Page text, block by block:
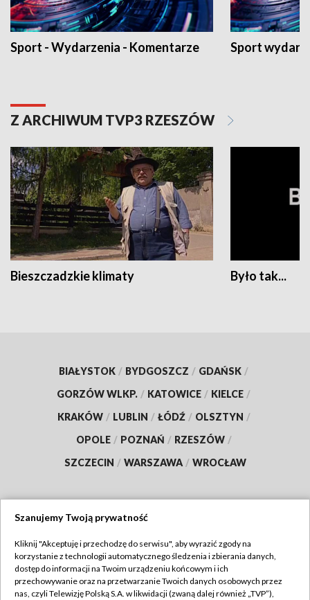
Sport - Wydarzenia - Komentarze Sport
Z ARCHIWUM TVP3 RZESZÓW
Bieszczadzkie klimaty Było tak...
BIAŁYSTOK / BYDGOSZCZ / GDAŃSK /
GORZÓW WLKP. / KATOWICE / KIELCE /
KRAKÓW / LUBLIN / ŁÓDŹ / OLSZTYN /
OPOLE / POZNAŃ / RZESZÓW /
SZCZECIN / WARSZAWA / WROCŁAW
TVP
Abonament TVP
Regulamin TVP
Szanujemy Twoją prywatność
Kliknij "Akceptuję i przechodzę do serwisu", aby wyrazić zgody na
korzystanie z technologii automatycznego śledzenia i zbierania danych,
dostęp do informacji na Twoim urządzeniu końcowym i ich
przechowywanie oraz na przetwarzanie Twoich danych osobowych przez
nas, czyli Telewizję Polską S.A. w likwidacji (zwaną dalej również „TVP”),